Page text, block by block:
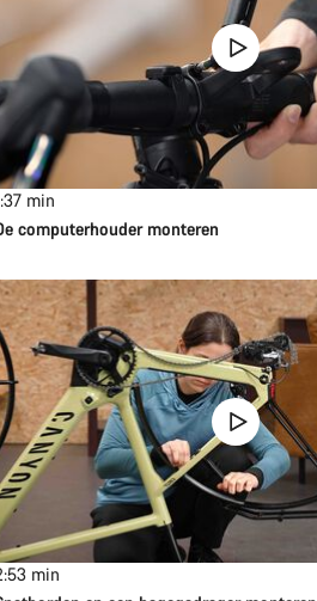
min
computerhouder monteren
min